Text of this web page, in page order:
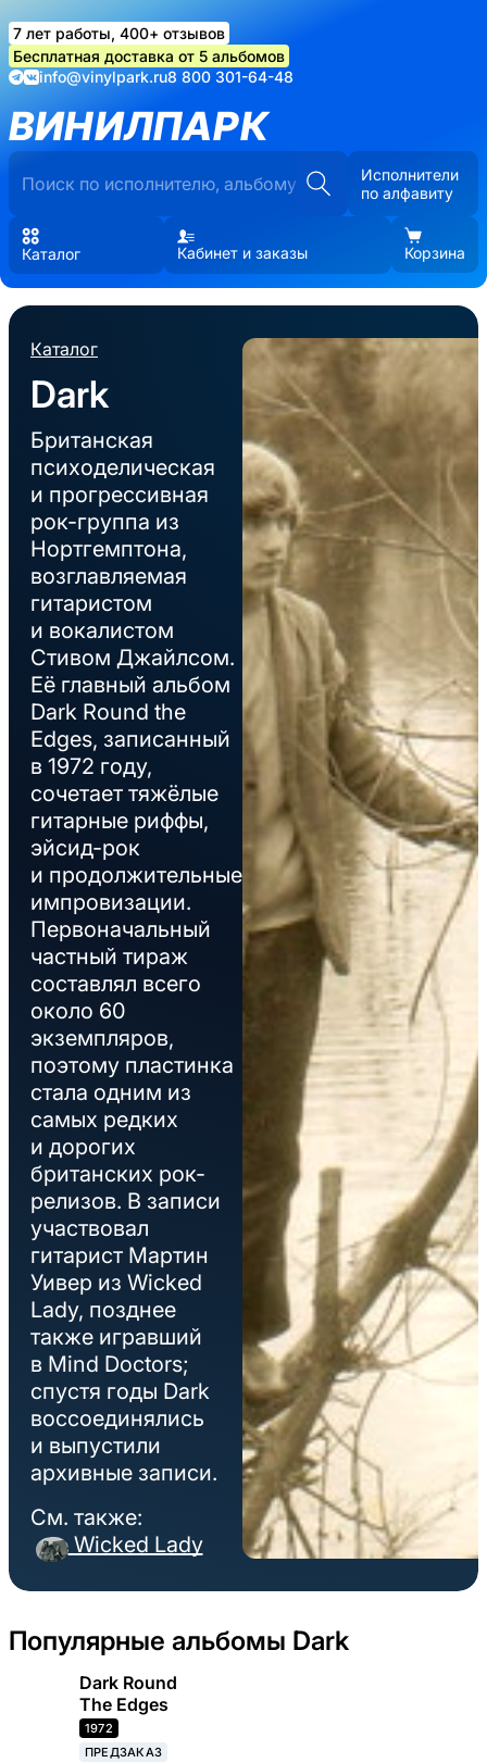
7 лет работы, 400+ отзывов
Бесплатная доставка от 5 альбомов
info@vinylpark.ru8 800 301-64-48
ВИНИЛПАРК
Исполнители
по алфавиту
Каталог Кабинет и заказы Корзина
Каталог
Dark
Британская
психоделическая
и прогрессивная
рок-группа из
Нортгемптона,
возглавляемая
гитаристом
и вокалистом
Стивом Джайлсом.
Её главный альбом
Dark Round the
Edges, записанный
в 1972 году,
сочетает тяжёлые
гитарные риффы,
эйсид-рок
и продолжительные
импровизации.
Первоначальный
частный тираж
составлял всего
около 60
экземпляров,
поэтому пластинка
стала одним из
самых редких
и дорогих
британских рок-
релизов. В записи
участвовал
гитарист Мартин
Уивер из Wicked
Lady, позднее
также игравший
в Mind Doctors;
спустя годы Dark
воссоединялись
и выпустили
архивные записи.
См. также:
Wicked Lady
Популярные альбомы Dark
Dark Round
The Edges
1972
ПРЕДЗАКАЗ